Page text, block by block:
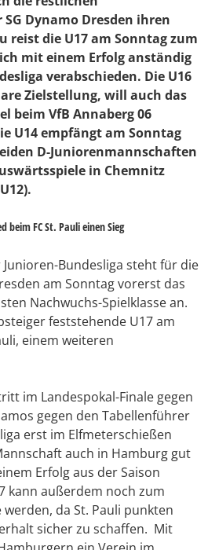
Dynamo Dresden ihren
reist die U17 am Sonntag zum
mit einem Erfolg anständig
verabschieden. Die U16
Zielstellung, will auch das
beim VfB Annaberg 06
U14 empfängt am Sonntag
D-Juniorenmannschaften
in Chemnitz
beim FC St. Pauli einen Sieg
Junioren-Bundesliga steht für die
am Sonntag vorerst das
Nachwuchs-Spielklasse an.
feststehende U17 am
einem weiteren
im Landespokal-Finale gegen
gegen den Tabellenführer
erst im Elfmeterschießen
auch in Hamburg gut
Erfolg aus der Saison
kann außerdem noch zum
da St. Pauli punkten
sicher zu schaffen. Mit